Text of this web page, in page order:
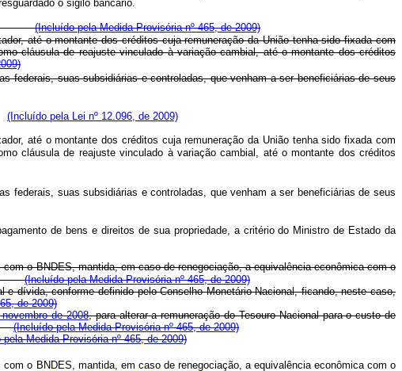
o sigilo bancário.
(Incluído pela Medida Provisória nº 465, de 2009)
até o montante dos créditos cuja remuneração da União tenha sido fixada com
cláusula de reajuste vinculado à variação cambial, até o montante dos créditos
federais, suas subsidiárias e controladas, que venham a ser beneficiárias de seus
(Incluído pela Lei nº 12.096, de 2009)
até o montante dos créditos cuja remuneração da União tenha sido fixada com
cláusula de reajuste vinculado à variação cambial, até o montante dos créditos
federais, suas subsidiárias e controladas, que venham a ser beneficiárias de seus
de bens e direitos de sua propriedade, a critério do Ministro de Estado da
o BNDES, mantida, em caso de renegociação, a equivalência econômica com o
(Incluído pela Medida Provisória nº 465, de 2009)
conforme definido pelo Conselho Monetário Nacional, ficando, neste caso,
de 2009)
de 2008, para alterar a remuneração do Tesouro Nacional para o custo de
(Incluído pela Medida Provisória nº 465, de 2009)
pela Medida Provisória nº 465, de 2009)
o BNDES, mantida, em caso de renegociação, a equivalência econômica com o